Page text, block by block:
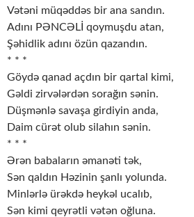
Vətəni müqəddəs bir ana sandın.
Adını PƏNCƏLİ qoymuşdu atan,
Şəhidlik adını özün qazandın.
* * *
Göydə qanad açdın bir qartal kimi,
Gəldi zirvələrdən sorağın sənin.
Düşmənlə savaşa girdiyin anda,
Daim cürət olub silahın sənin.
* * *
Ərən babaların əmanəti tək,
Sən qaldın Həzinin şanlı yolunda.
Minlərlə ürəkdə heykəl ucalıb,
Sən kimi qeyrətli vətən oğluna.